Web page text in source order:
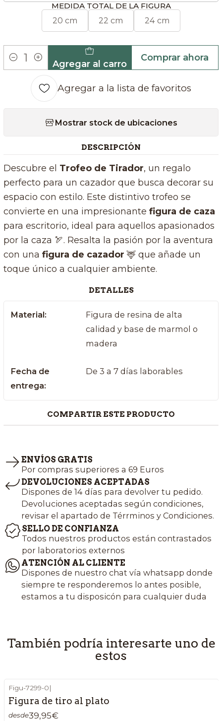
MEDIDA TOTAL DE LA FIGURA
20 cm 22 cm 24 cm
Cantidad Agregar al carro
Comprar ahora
Agregar a la lista de favoritos
Mostrar stock de ubicaciones
DESCRIPCIÓN
Descubre el Trofeo de Tirador, un regalo
perfecto para un cazador que busca decorar su
espacio con estilo. Este distintivo trofeo se
convierte en una impresionante figura de caza
para escritorio, ideal para aquellos apasionados
por la caza 🏹. Resalta la pasión por la aventura
con una figura de cazador 🦌 que añade un
toque único a cualquier ambiente.
DETALLES
Material:
Figura de resina de alta
calidad y base de marmol o
madera
Fecha de
entrega:
De 3 a 7 días laborables
COMPARTIR ESTE PRODUCTO
ENVÍOS GRATIS
Por compras superiores a 69 Euros
DEVOLUCIONES ACEPTADAS
Dispones de 14 días para devolver tu pedido.
Devoluciones aceptadas según condiciones,
revisar el apartado de Térrminos y Condiciones.
SELLO DE CONFIANZA
Todos nuestros productos están contrastados
por laboratorios externos
ATENCIÓN AL CLIENTE
Dispones de nuestro chat vía whatsapp donde
siempre te responderemos lo antes posible,
estamos a tu disposicón para cualquier duda
También podría interesarte uno de
estos
Figu-7299-0|
Figura de tiro al plato
desde39,95€